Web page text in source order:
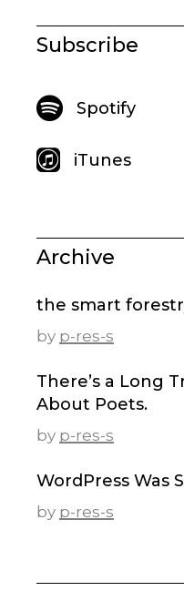
Subscribe
Spotify
iTunes
Archive
the smart
by p-res-s
There’s a Long
About Poets.
by p-res-s
WordPress Was
by p-res-s